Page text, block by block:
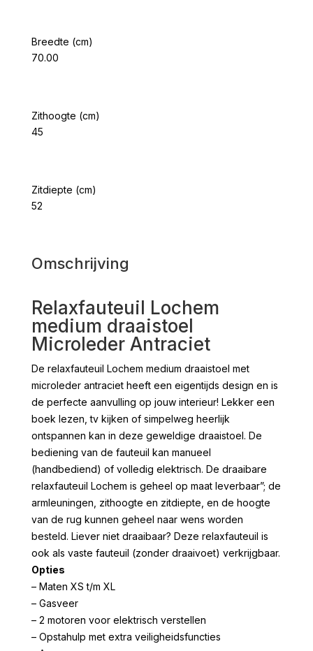
Breedte (cm)
70.00
Zithoogte (cm)
45
Zitdiepte (cm)
52
Omschrijving
Relaxfauteuil Lochem
medium draaistoel
Microleder Antraciet
De relaxfauteuil Lochem medium draaistoel met
microleder antraciet heeft een eigentijds design en is
de perfecte aanvulling op jouw interieur! Lekker een
boek lezen, tv kijken of simpelweg heerlijk
ontspannen kan in deze geweldige draaistoel. De
bediening van de fauteuil kan manueel
(handbediend) of volledig elektrisch. De draaibare
relaxfauteuil Lochem is geheel op maat leverbaar”; de
armleuningen, zithoogte en zitdiepte, en de hoogte
van de rug kunnen geheel naar wens worden
besteld. Liever niet draaibaar? Deze relaxfauteuil is
ook als vaste fauteuil (zonder draaivoet) verkrijgbaar.
Opties
– Maten XS t/m XL
– Gasveer
– 2 motoren voor elektrisch verstellen
– Opstahulp met extra veiligheidsfuncties